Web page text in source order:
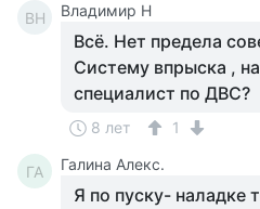
ВН Владимир Н
Всё. Нет предела
Систему впрыска ,
специалист по ДВС?
8 лет 1
ГА Галина Алекс.
Я по пуску- наладке